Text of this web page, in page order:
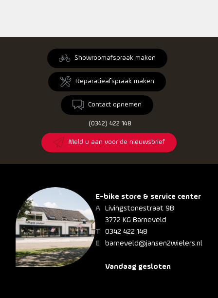
Showroomafspraak maken
Reparatieafspraak maken
Contact opnemen
(0342) 422 148
Meld u aan voor de nieuwsbrief
E-bike store & service center
Livingstonestraat 9B
3772 KG Barneveld
0342 422 148
barneveld@jansen2wielers.nl
Vandaag gesloten